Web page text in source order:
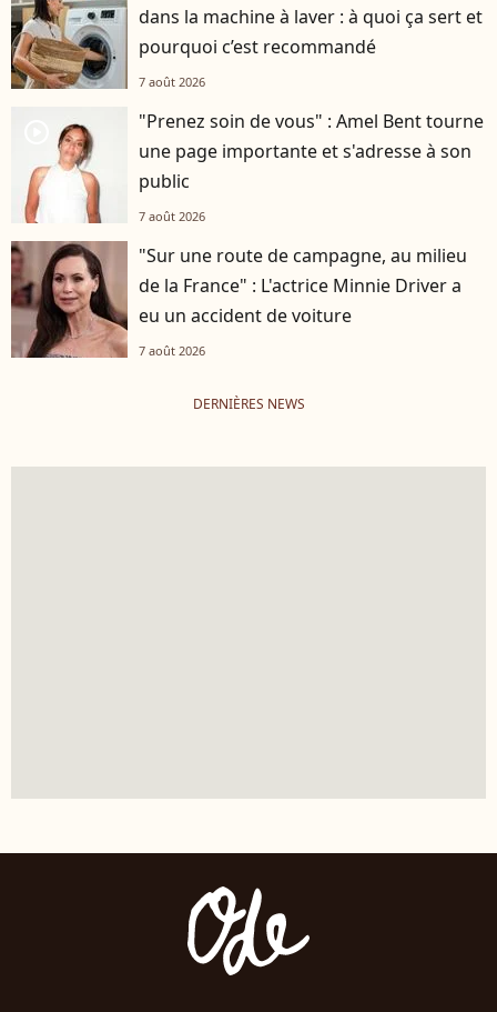
dans la machine à laver : à quoi ça sert et
pourquoi c’est recommandé
7 août 2026
"Prenez soin de vous" : Amel Bent tourne
une page importante et s'adresse à son
public
7 août 2026
"Sur une route de campagne, au milieu
de la France" : L'actrice Minnie Driver a
eu un accident de voiture
7 août 2026
DERNIÈRES NEWS